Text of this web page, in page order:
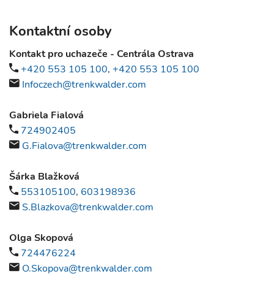
Kontaktní osoby
Kontakt pro uchazeče - Centrála Ostrava
+420 553 105 100, +420 553 105 100
Infoczech@trenkwalder.com
Gabriela Fialová
724902405
G.Fialova@trenkwalder.com
Šárka Blažková
553105100, 603198936
S.Blazkova@trenkwalder.com
Olga Skopová
724476224
O.Skopova@trenkwalder.com